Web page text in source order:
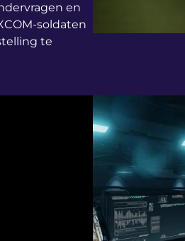
en
soldaten
te